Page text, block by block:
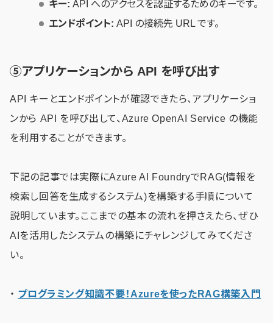
キー: API へのアクセスを認証するためのキーです。
エンドポイント: API の接続先 URL です。
⑤アプリケーションから API を呼び出す
API キーとエンドポイントが確認できたら、アプリケーショ
ンから API を呼び出して、Azure OpenAI Service の機能
を利用することができます。
下記の記事では実際にAzure AI FoundryでRAG(情報を
検索し回答を生成するシステム)を構築する手順について
説明しています。ここまでの基本の流れを押さえたら、ぜひ
AIを活用したシステムの構築にチャレンジしてみてくださ
い。
・ プログラミング知識不要！Azureを使ったRAG構築入門